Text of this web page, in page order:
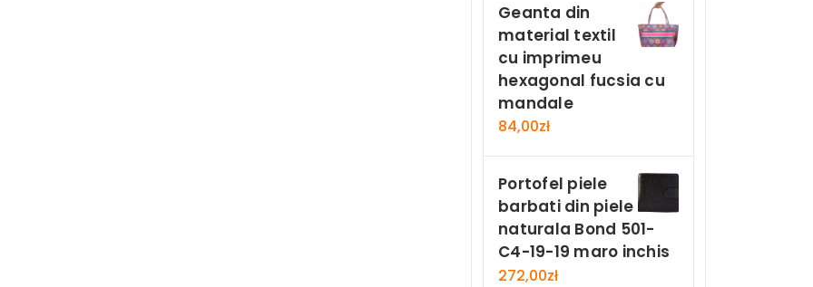
Geanta din
material textil
cu imprimeu
hexagonal fucsia cu
mandale
84,00zł
Portofel piele
barbati din piele
naturala Bond 501-
C4-19-19 maro inchis
272,00zł